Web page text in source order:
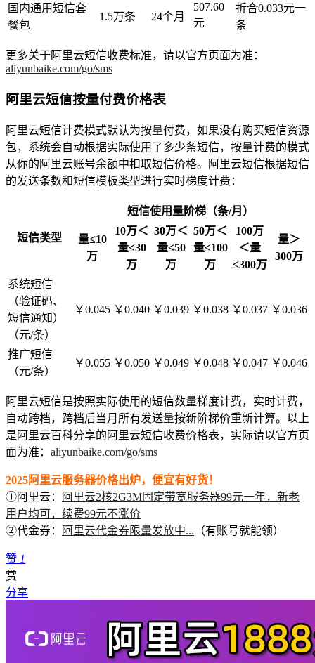
国内通用短信套
餐包
1.5万条 24个月
507.60
元
折合0.033元一
条
更多关于阿里云短信收费标准，请以官方页面为准：
aliyunbaike.com/go/sms
阿里云短信按量付费价格表
阿里云短信计费模式默认为按量付费，如果没有购买短信资源
包，系统会自动根据实际使用了多少条短信，按量计费的模式
从你的阿里云账号余额中扣取短信价格。阿里云短信根据短信
的发送条数和短信模板类型进行实时梯度计费：
短信类型
短信使用量阶梯（条/月）
量≤10
万
10万＜
量≤30
万
30万＜
量≤50
万
50万＜
量≤100
万
100万
＜量
≤300万
量＞
300万
系统短信
（验证码、
短信通知）
（元/条）
￥0.045 ￥0.040 ￥0.039 ￥0.038 ￥0.037 ￥0.036
推广短信
（元/条）
￥0.055 ￥0.050 ￥0.049 ￥0.048 ￥0.047 ￥0.046
阿里云短信是按照实际使用的短信数量梯度计费，实时计费，
自动跨档，跨档后当月所有发送量按新阶梯价重新计算。以上
是阿里云百科分享的阿里云短信收费价格表，实际请以官方页
面为准： aliyunbaike.com/go/sms
2025阿里云服务器价格出炉，便宜有好货！
①阿里云：
阿里云2核2G3M固定带宽服务器99元一年，新老
用户均可，续费99元不涨价
②代金券：
阿里云代金券限量发放中... （有账号就能领）
赞 1
赏
分享